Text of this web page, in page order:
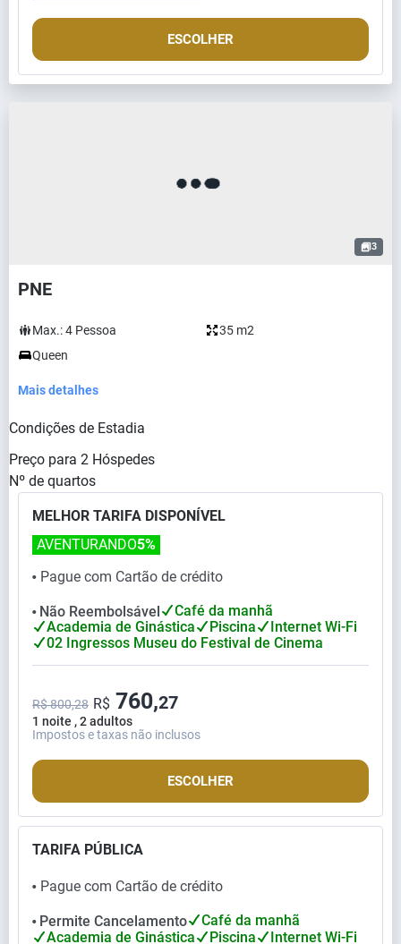
ESCOLHER
3
PNE
Max.:4 Pessoa
35 m2
Queen
Mais detalhes
Condições de Estadia
Preço para 2 Hóspedes
Nº de quartos
MELHOR TARIFA DISPONÍVEL
⬤ Pague com Cartão de crédito
AVENTURANDO5%
⬤ Não Reembolsável
Café da manhã
Academia de Ginástica
Piscina
Internet Wi-Fi
02 Ingressos Museu do Festival de Cinema
1 noite , 2 adultos
R$ 800,28 R$ 760,27
Impostos e taxas não inclusos
ESCOLHER
TARIFA PÚBLICA
⬤ Pague com Cartão de crédito
⬤ Permite Cancelamento
Café da manhã
Academia de Ginástica
Piscina Internet Wi-Fi